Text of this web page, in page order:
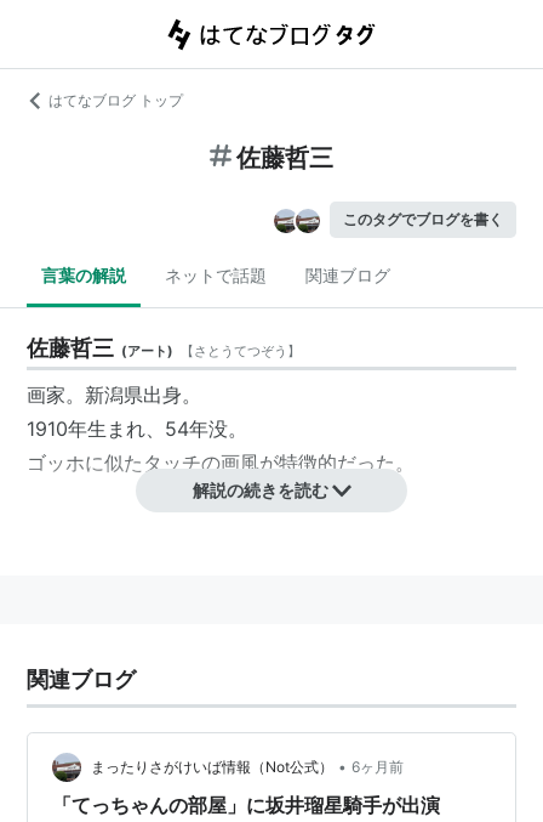
はてなブログ トップ
佐藤哲三
このタグでブログを書く
言葉の解説 ネットで話題 関連ブログ
佐藤哲三 (アート) 【さとうてつぞう 】
画家。新潟県出身。
1910年生まれ、54年没。
ゴッホに似たタッチの画風が特徴的だった。
1989年デビュー。若い頃からいぶし銀の名手として活
躍した。
2012年11月24日、京都競馬場第10競走で落馬、大怪我
を負い、復帰を目指したが、2014年10月12日をもって
引退することを発表した。
解説の続きを読む
関連ブログ
まったりさがけいば情報（Not公式） • 6ヶ月前
「てっちゃんの部屋」に坂井瑠星騎手が出演